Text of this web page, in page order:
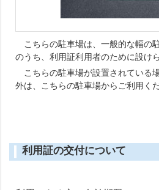
こちらの駐車場は、一般的な幅の
のうち、利用証利用者のために設け
こちらの駐車場が設置されている
外は、こちらの駐車場からご利用くだ
利用証の交付について